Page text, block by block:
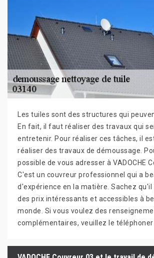
Les tuiles sont des structures qui
En fait, il faut réaliser des travaux qui
entretenir. Pour réaliser ces tâches, il
réaliser des travaux de démoussage.
possible de vous adresser à VADOCHE
C'est un couvreur professionnel qui a
d'expérience en la matière. Sachez
des prix intéressants et accessibles à
monde. Si vous voulez des
complémentaires, veuillez le